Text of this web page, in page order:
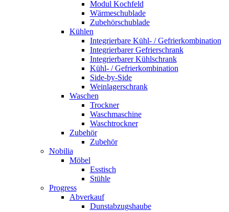
Modul Kochfeld
Wärmeschublade
Zubehörschublade
Kühlen
Integrierbare Kühl- / Gefrierkombination
Integrierbarer Gefrierschrank
Integrierbarer Kühlschrank
Kühl- / Gefrierkombination
Side-by-Side
Weinlagerschrank
Waschen
Trockner
Waschmaschine
Waschtrockner
Zubehör
Zubehör
Nobilia
Möbel
Esstisch
Stühle
Progress
Abverkauf
Dunstabzugshaube